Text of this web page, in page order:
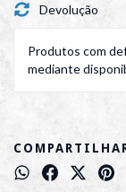
Devolução
Produtos com
mediante